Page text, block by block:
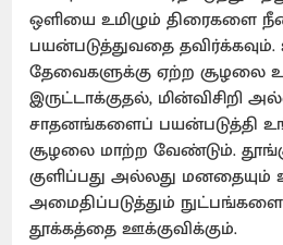
ஒளியை உமிழும் திரைகளை
பயன்படுத்துவதை
தேவைகளுக்கு ஏற்ற சூழலை
இருட்டாக்குதல், மின்விசிறி
சாதனங்களைப் பயன்படுத்தி
சூழலை மாற்ற வேண்டும்.
குளிப்பது அல்லது மனதையும்
அமைதிப்படுத்தும்
தூக்கத்தை ஊக்குவிக்கும்.